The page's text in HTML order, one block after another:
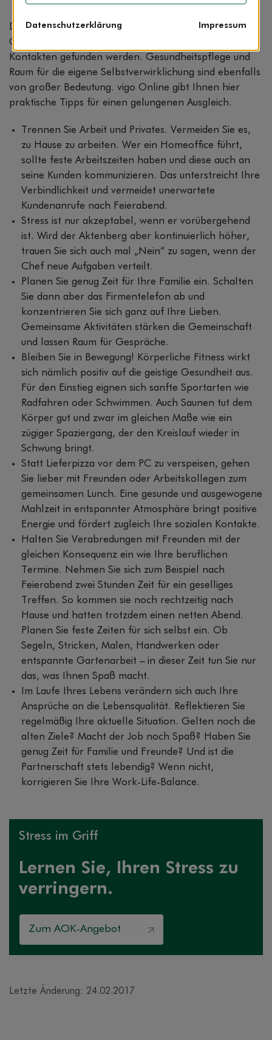
Damit es nicht so weit kommt, muss ein individuelles
Gleichgewicht zwischen Job und den sozialen
Kontakten gefunden werden. Gesundheitspflege und
Raum für die eigene Selbstverwirklichung sind ebenfalls
von großer Bedeutung. vigo Online gibt Ihnen hier
praktische Tipps für einen gelungenen Ausgleich.
Trennen Sie Arbeit und Privates. Vermeiden Sie es,
zu Hause zu arbeiten. Wer ein Homeoffice führt,
sollte feste Arbeitszeiten haben und diese auch an
seine Kunden kommunizieren. Das unterstreicht Ihre
Verbindlichkeit und vermeidet unerwartete
Kundenanrufe nach Feierabend.
Stress ist nur akzeptabel, wenn er vorübergehend
ist. Wird der Aktenberg aber kontinuierlich höher,
trauen Sie sich auch mal „Nein“ zu sagen, wenn der
Chef neue Aufgaben verteilt.
Planen Sie genug Zeit für Ihre Familie ein. Schalten
Sie dann aber das Firmentelefon ab und
konzentrieren Sie sich ganz auf Ihre Lieben.
Gemeinsame Aktivitäten stärken die Gemeinschaft
und lassen Raum für Gespräche.
Bleiben Sie in Bewegung! Körperliche Fitness wirkt
sich nämlich positiv auf die geistige Gesundheit aus.
Für den Einstieg eignen sich sanfte Sportarten wie
Radfahren oder Schwimmen. Auch Saunen tut dem
Körper gut und zwar im gleichen Maße wie ein
zügiger Spaziergang, der den Kreislauf wieder in
Schwung bringt.
Statt Lieferpizza vor dem PC zu verspeisen, gehen
Sie lieber mit Freunden oder Arbeitskollegen zum
gemeinsamen Lunch. Eine gesunde und ausgewogene
Mahlzeit in entspannter Atmosphäre bringt positive
Energie und fördert zugleich Ihre sozialen Kontakte.
Halten Sie Verabredungen mit Freunden mit der
gleichen Konsequenz ein wie Ihre beruflichen
Termine. Nehmen Sie sich zum Beispiel nach
Feierabend zwei Stunden Zeit für ein geselliges
Treffen. So kommen sie noch rechtzeitig nach
Hause und hatten trotzdem einen netten Abend.
Planen Sie feste Zeiten für sich selbst ein. Ob
Segeln, Stricken, Malen, Handwerken oder
entspannte Gartenarbeit – in dieser Zeit tun Sie nur
das, was Ihnen Spaß macht.
Im Laufe Ihres Lebens verändern sich auch Ihre
Ansprüche an die Lebensqualität. Reflektieren Sie
regelmäßig Ihre aktuelle Situation. Gelten noch die
alten Ziele? Macht der Job noch Spaß? Haben Sie
genug Zeit für Familie und Freunde? Und ist die
Partnerschaft stets lebendig? Wenn nicht,
korrigieren Sie Ihre Work-Life-Balance.
Stress im Griff
Lernen Sie, Ihren Stress zu
verringern.
Zum AOK-Angebot
Letzte Änderung: 24.02.2017
Datenschutzerklärung Impressum